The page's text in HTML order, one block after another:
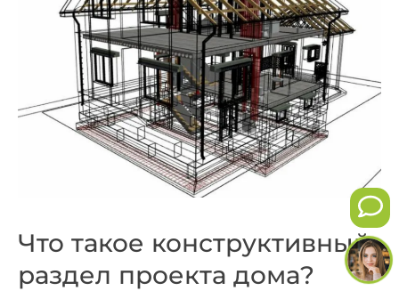
Что такое конструктивный
раздел проекта дома?